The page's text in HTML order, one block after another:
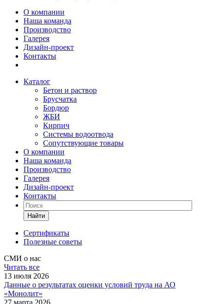
О компании
Наша команда
Производство
Галерея
Дизайн-проект
Контакты
Каталог
Бетон и раствор
Брусчатка
Бордюр
ЖБИ
Кирпич
Системы водоотвода
Сопутствующие товары
О компании
Наша команда
Производство
Галерея
Дизайн-проект
Контакты
Найти
Сертификаты
Полезные советы
СМИ о нас
Читать все
13 июля 2026
Данные о результатах оценки условий труда на АО
«Монолит»
27 марта 2026